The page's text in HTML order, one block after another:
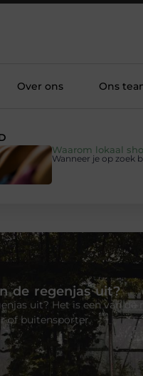
Over ons Ons
Waarom lokaal
Wanneer je op zoek
de regenjas uit?
uit? Het is een van de
of buitensporter,